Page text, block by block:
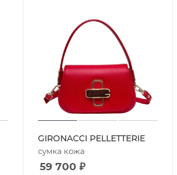
GIRONACCI PELLETTERIE
сумка кожа
59 700 ₽